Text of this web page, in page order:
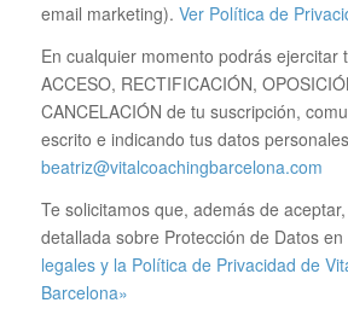
email marketing). Ver Política de
En cualquier momento podrás ejercitar
ACCESO, RECTIFICACIÓN,
CANCELACIÓN de tu suscripción,
escrito e indicando tus datos
beatriz@vitalcoachingbarcelona.com
Te solicitamos que, además de
detallada sobre Protección de Datos en
legales y la Política de Privacidad de
Barcelona»